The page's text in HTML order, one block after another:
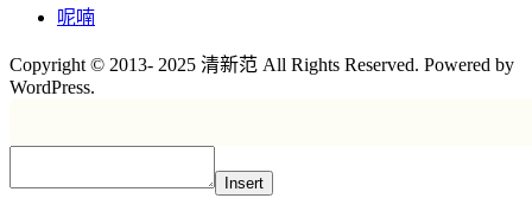
呢喃
Copyright © 2013- 2025 清新范 All Rights Reserved. Powered by
WordPress.
Insert